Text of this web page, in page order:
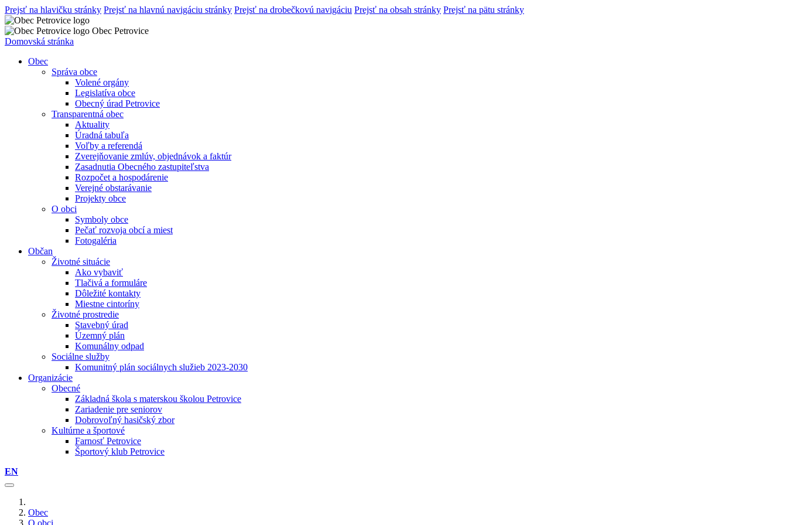
Prejsť na hlavičku stránky Prejsť na hlavnú navigáciu stránky Prejsť na drobečkovú navigáciu Prejsť na obsah stránky Prejsť na pätu stránky
Obec Petrovice
Domovská stránka
Obec
Správa obce
Volené orgány
Legislatíva obce
Obecný úrad Petrovice
Transparentná obec
Aktuality
Úradná tabuľa
Voľby a referendá
Zverejňovanie zmlúv, objednávok a faktúr
Zasadnutia Obecného zastupiteľstva
Rozpočet a hospodárenie
Verejné obstarávanie
Projekty obce
O obci
Symboly obce
Pečať rozvoja obcí a miest
Fotogaléria
Občan
Životné situácie
Ako vybaviť
Tlačivá a formuláre
Dôležité kontakty
Miestne cintoríny
Životné prostredie
Stavebný úrad
Územný plán
Komunálny odpad
Sociálne služby
Komunitný plán sociálnych služieb 2023-2030
Organizácie
Obecné
Základná škola s materskou školou Petrovice
Zariadenie pre seniorov
Dobrovoľný hasičský zbor
Kultúrne a športové
Farnosť Petrovice
Športový klub Petrovice
EN
Obec
O obci